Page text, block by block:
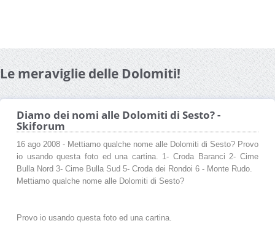
Le meraviglie delle Dolomiti!
Diamo dei nomi alle Dolomiti di Sesto? -
Skiforum
16 ago 2008 - Mettiamo qualche nome alle Dolomiti di Sesto? Provo
io usando questa foto ed una cartina. 1- Croda Baranci 2- Cime
Bulla Nord 3- Cime Bulla Sud 5- Croda dei Rondoi 6 - Monte Rudo.
Mettiamo qualche nome alle Dolomiti di Sesto?
Provo io usando questa foto ed una cartina.